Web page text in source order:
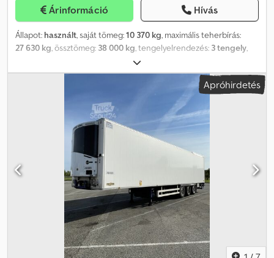
Árinformáció Hívás
Állapot: használt, saját tömeg:10 370 kg, maximális teherbírás:
27 630 kg, össztömeg: 38 000 kg, tengelyelrendezés: 3 tengely,
07/2014
méret:-, Gyártási év:2014, Felszereltség:ABS, emelőhátfal,
hivatkozás: VO26-2208 SYLTRAILER ELADÓ? Chereau hűtött
félpótkocsi? Több hőmérsékleti zónás? CARRIER VECTOR 1950
MT? 3 tengely? 2014 - ÁLTALÁNOS INFORMÁCIÓK Márka: Chereau
Típus: Több hőmérsékleti zónás hűtött félpótkocsi Évjárat: 2014
Szín: Fehér Alvázszám: VM4CSD3000A10 Tengelyek száma: 3
Felfüggesztés: Légrugós Gumiabroncsok: 385/65 R22.5 X MULTI -
HŰTŐEGYSÉG Márka: Carrier Modell: VECTOR 1950 MT Típus:
Több hőmérsékleti zónás Energiaforrás: Dízel / Elektromos -
CHEREAU HŰTŐS FELÉPÍTMÉNY ATP jelölés: FRC - Belső méretek:
Belső hossz: 13,30 m Belső szélesség: 2,46 m Belső magasság: 2,65
m Űrtartalom: 99,73 m³ Felület: 32,91 m² Tengelytáv: 7,70 m -
TÖBBFOKOZATÚ / KÉTSZINTES KONFIGURÁCIÓ MDECK +
SMARTOPEN-C rendszer Kétszintes Multideck-C Belső válaszfal -
AJTÓK ÉS HOZZÁFÉRÉS Elektromosan emelhető hátsó ajtó
Apróhirdetés